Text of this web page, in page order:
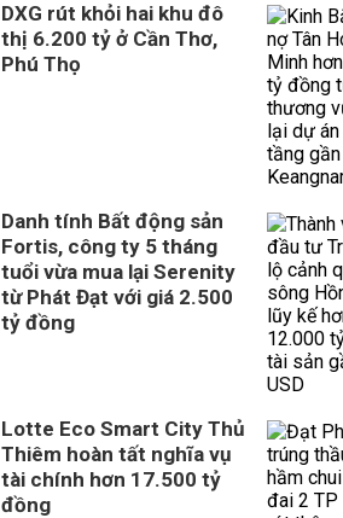
DXG rút khỏi hai khu đô
thị 6.200 tỷ ở Cần Thơ,
Phú Thọ
Danh tính Bất động sản
Fortis, công ty 5 tháng
tuổi vừa mua lại Serenity
từ Phát Đạt với giá 2.500
tỷ đồng
Lotte Eco Smart City Thủ
Thiêm hoàn tất nghĩa vụ
tài chính hơn 17.500 tỷ
đồng